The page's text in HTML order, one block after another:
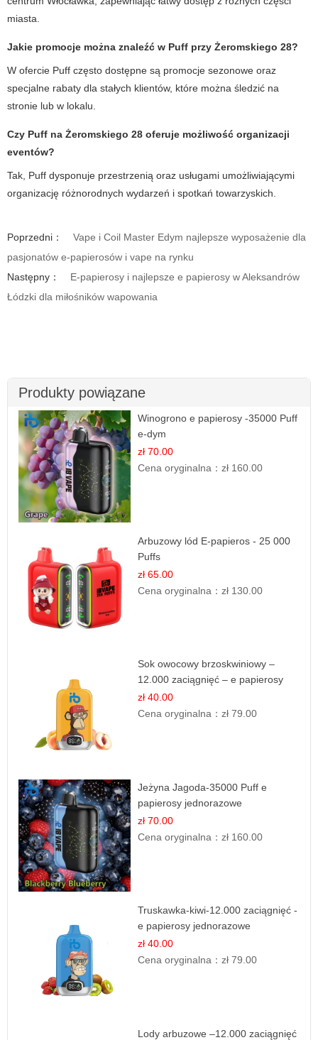
miasta.
Jakie promocje można znaleźć w Puff przy Żeromskiego 28?
W ofercie Puff często dostępne są promocje sezonowe oraz
specjalne rabaty dla stałych klientów, które można śledzić na
stronie lub w lokalu.
Czy Puff na Żeromskiego 28 oferuje możliwość organizacji
eventów?
Tak, Puff dysponuje przestrzenią oraz usługami umożliwiającymi
organizację różnorodnych wydarzeń i spotkań towarzyskich.
Poprzedni：
Vape i Coil Master Edym najlepsze wyposażenie dla
pasjonatów e-papierosów i vape na rynku
Następny：
E-papierosy i najlepsze e papierosy w Aleksandrów
Łódzki dla miłośników wapowania
Produkty powiązane
Winogrono e papierosy -35000 Puff
e-dym
zł 70.00
Cena oryginalna：zł 160.00
Arbuzowy lód E-papieros - 25 000
Puffs
zł 65.00
Cena oryginalna：zł 130.00
Sok owocowy brzoskwiniowy –
12.000 zaciągnięć – e papierosy
jednorazowe
zł 40.00
Cena oryginalna：zł 79.00
Jeżyna Jagoda-35000 Puff e
papierosy jednorazowe
zł 70.00
Cena oryginalna：zł 160.00
Truskawka-kiwi-12.000 zaciągnięć -
e papierosy jednorazowe
zł 40.00
Cena oryginalna：zł 79.00
Lody arbuzowe –12.000 zaciągnięć